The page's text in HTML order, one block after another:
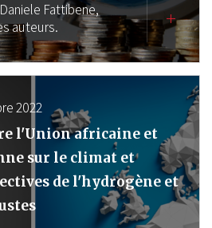
Daniele Fattibene,
auteurs.
2022
l'Union africaine et
sur le climat et
de l'hydrogène et